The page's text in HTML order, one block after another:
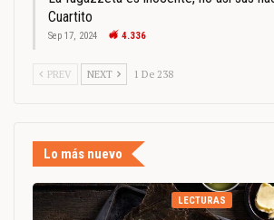
Cuartito
Sep 17, 2024 4.336
PREV NEXT 1 De 238
Lo más nuevo
LECTURAS